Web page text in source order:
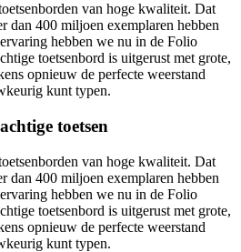
van hoge kwaliteit. Dat
dan 400 miljoen exemplaren hebben
hebben we nu in de Folio
toetsenbord is uitgerust met grote,
opnieuw de perfecte weerstand
kunt typen.
toetsen
van hoge kwaliteit. Dat
dan 400 miljoen exemplaren hebben
hebben we nu in de Folio
toetsenbord is uitgerust met grote,
opnieuw de perfecte weerstand
kunt typen.